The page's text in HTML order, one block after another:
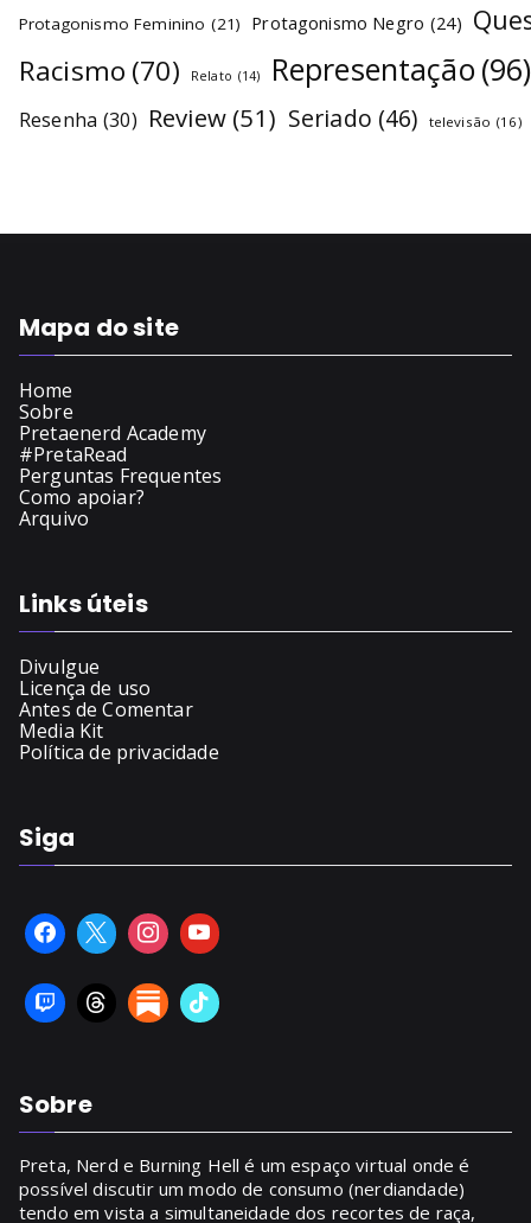
Protagonismo Feminino (21) Protagonismo Negro (24)
Racismo (70) Relato (14) Representação (96)
Resenha (30) Review (51) Seriado (46) televisão (16)
Mapa do site
Home
Sobre
Pretaenerd Academy
#PretaRead
Perguntas Frequentes
Como apoiar?
Arquivo
Links úteis
Divulgue
Licença de uso
Antes de Comentar
Media Kit
Política de privacidade
Siga
Sobre
Preta, Nerd e Burning Hell é um espaço virtual onde é
possível discutir um modo de consumo (nerdiandade)
tendo em vista a simultaneidade dos recortes de raça,